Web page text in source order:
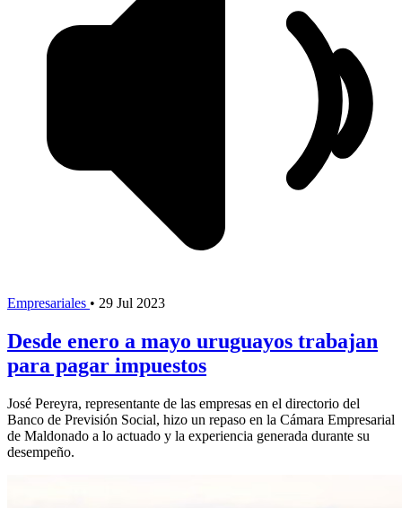
Empresariales • 29 Jul 2023
Desde enero a mayo uruguayos trabajan
para pagar impuestos
José Pereyra, representante de las empresas en el directorio del
Banco de Previsión Social, hizo un repaso en la Cámara Empresarial
de Maldonado a lo actuado y la experiencia generada durante su
desempeño.